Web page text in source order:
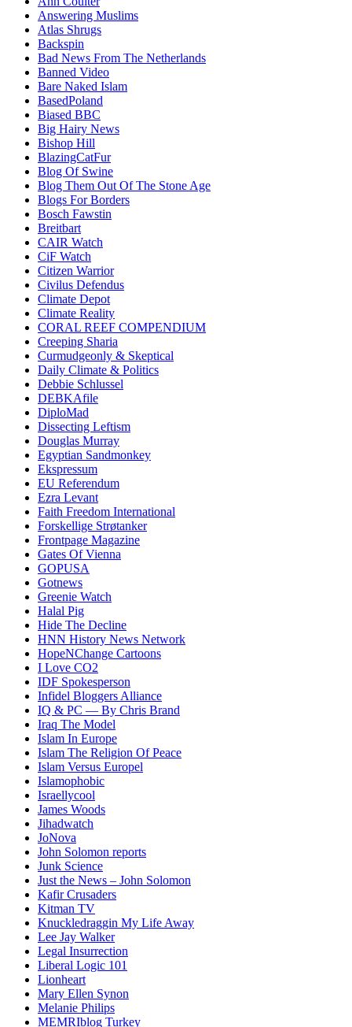
Answering Muslims
Atlas Shrugs
Backspin
Bad News From The Netherlands
Banned Video
Bare Naked Islam
BasedPoland
Biased BBC
Big Hairy News
Bishop Hill
BlazingCatFur
Blog Of Swine
Blog Them Out Of The Stone Age
Blogs For Borders
Bosch Fawstin
Breitbart
CAIR Watch
CiF Watch
Citizen Warrior
Civilus Defendus
Climate Depot
Climate Reality
CORAL REEF COMPENDIUM
Creeping Sharia
Curmudgeonly & Skeptical
Daily Climate & Politics
Debbie Schlussel
DEBKAfile
DiploMad
Dissecting Leftism
Douglas Murray
Egyptian Sandmonkey
Ekspressum
EU Referendum
Ezra Levant
Faith Freedom International
Forskellige Strøtanker
Frontpage Magazine
Gates Of Vienna
GOPUSA
Gotnews
Greenie Watch
Halal Pig
Hide The Decline
HNN History News Network
HopeNChange Cartoons
I Love CO2
IDF Spokesperson
Infidel Bloggers Alliance
IQ & PC — By Chris Brand
Iraq The Model
Islam In Europe
Islam The Religion Of Peace
Islam Versus Europel
Islamophobic
Israellycool
James Woods
Jihadwatch
JoNova
John Solomon reports
Junk Science
Just the News – John Solomon
Kafir Crusaders
Kitman TV
Knuckledraggin My Life Away
Lee Jay Walker
Legal Insurrection
Liberal Logic 101
Lionheart
Mary Ellen Synon
Melanie Philips
MEMRIblog Turkey